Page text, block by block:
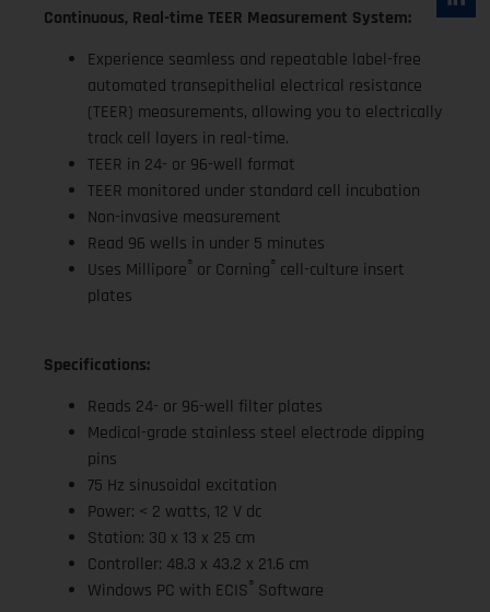
Continuous, Real-time TEER Measurement System:
Experience seamless and repeatable label-free
automated transepithelial electrical resistance
(TEER) measurements, allowing you to electrically
track cell layers in real-time.
TEER in 24- or 96-well format
TEER monitored under standard cell incubation
Non-invasive measurement
Read 96 wells in under 5 minutes
Uses Millipore® or Corning® cell-culture insert
plates
Specifications:
Reads 24- or 96-well filter plates
Medical-grade stainless steel electrode dipping
pins
75 Hz sinusoidal excitation
Power: < 2 watts, 12 V dc
Station: 30 x 13 x 25 cm
Controller: 48.3 x 43.2 x 21.6 cm
Windows PC with ECIS® Software